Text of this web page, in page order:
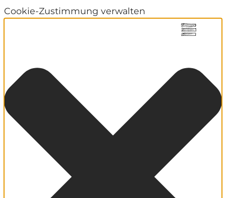
Cookie-Zustimmung verwalten